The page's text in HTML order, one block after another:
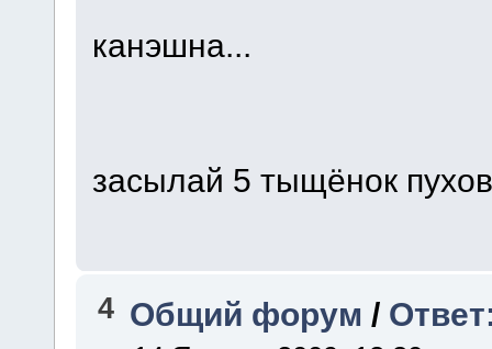
канэшна...
засылай 5 тыщёнок
4 Общий форум /